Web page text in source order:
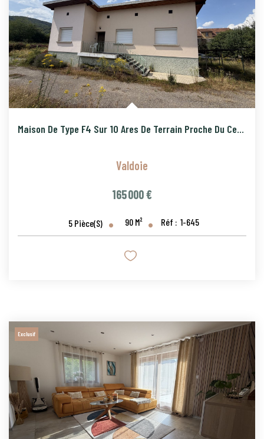
PROGRAMMES NEUFS
Maison De Type F4 Sur 10 Ares De Terrain Proche Du Centre Vi
Valdoie
165 000 €
5 Pièce(s) 90 M² Réf : 1-645
Exclusif